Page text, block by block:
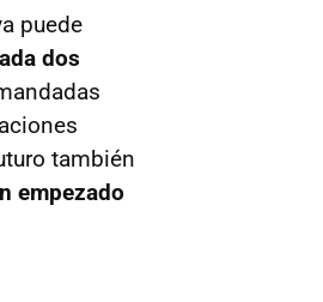
puede
dos
también
empezado